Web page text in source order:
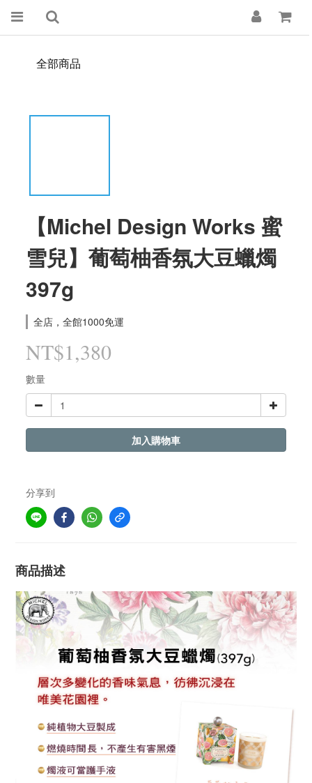
全部商品
【Michel Design Works 蜜
雪兒】葡萄柚香氛大豆蠟燭
397g
全店，全館1000免運
NT$1,380
數量
加入購物車
分享到
商品描述